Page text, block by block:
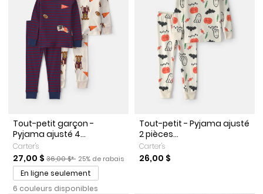
Tout-petit garçon -
Pyjama ajusté 4...
Carter's
Prix de solde
27,00 $ Prix ​​de détail suggéré par le fabricant
36,00 $* Pourcentage de rabais
25% de rabais
En ligne seulement
6 couleurs disponibles
Tout-petit - Pyjama ajusté
2 pièces...
Carter's
26,00 $